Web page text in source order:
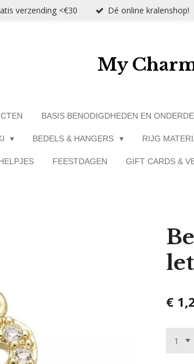
verzending <€30 Dé online kralenshop!
My
BASIS BENODIGDHEDEN EN
BEDELS & HANGERS RIJG
FEESTDAGEN GIFT CARDS &
€